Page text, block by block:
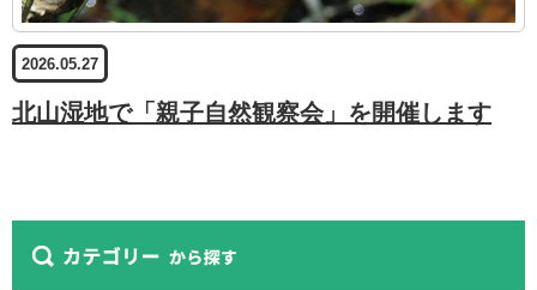
2026.05.27
北山湿地で「親子自然観察会」を開催します